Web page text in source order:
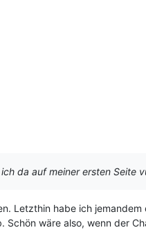
da auf meiner ersten
Letzthin habe ich
Schön wäre also, wenn der